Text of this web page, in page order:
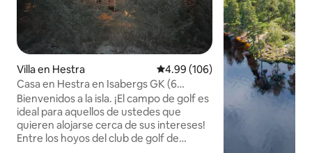
Villa en Hestra Calificación promedio: 4.99 de
4.99 (106)
Casa en Hestra en Isabergs GK (6
adultos y 2 niños)
Bienvenidos a la isla. ¡El campo de golf es
ideal para aquellos de ustedes que
quieren alojarse cerca de sus intereses!
Entre los hoyos del club de golf de